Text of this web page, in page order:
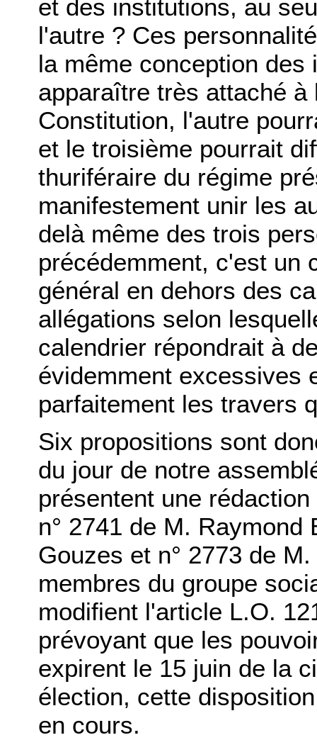
et des institutions, au
l'autre ? Ces
la même conception des
apparaître très attaché
Constitution, l'autre
et le troisième pourrait
thuriféraire du régime
manifestement unir les
delà même des trois
précédemment, c'est un
général en dehors des
allégations selon
calendrier répondrait à
évidemment excessives
parfaitement les travers
Six propositions sont
du jour de notre
présentent une
n° 2741 de M. Raymond
Gouzes et n° 2773 de
membres du groupe
modifient l'article L.O.
prévoyant que les
expirent le 15 juin de la
élection, cette
en cours.